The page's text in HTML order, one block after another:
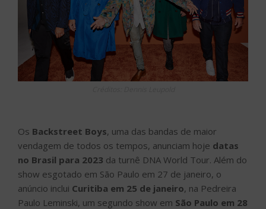
Os Backstreet Boys, uma das bandas de maior
vendagem de todos os tempos, anunciam hoje datas
no Brasil para 2023 da turnê DNA World Tour. Além do
show esgotado em São Paulo em 27 de janeiro, o
anúncio inclui Curitiba em 25 de janeiro, na Pedreira
Paulo Leminski, um segundo show em São Paulo em 28